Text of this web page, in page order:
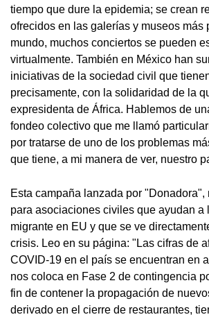
tiempo que dure la epidemia; se crean
ofrecidos en las galerías y museos más
mundo, muchos conciertos se pueden
virtualmente. También en México han
iniciativas de la sociedad civil que
precisamente, con la solidaridad de la
expresidenta de África. Hablemos de
fondeo colectivo que me llamó
por tratarse de uno de los problemas
que tiene, a mi manera de ver, nuestro
Esta campaña lanzada por "Donadora",
para asociaciones civiles que ayudan a
migrante en EU y que se ve
crisis. Leo en su página: "Las cifras de
COVID-19 en el país se encuentran en
nos coloca en Fase 2 de contingencia
fin de contener la propagación de
derivado en el cierre de restaurantes,